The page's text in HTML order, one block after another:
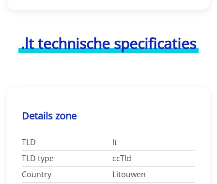
.lt technische specificaties
Details zone
TLD
lt
TLD type
ccTld
Country
Litouwen